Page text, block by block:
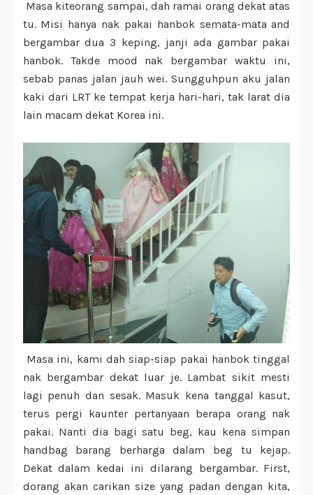
Masa kiteorang sampai, dah ramai orang dekat atas
tu. Misi hanya nak pakai hanbok semata-mata and
bergambar dua 3 keping, janji ada gambar pakai
hanbok. Takde mood nak bergambar waktu ini,
sebab panas jalan jauh wei. Sungguhpun aku jalan
kaki dari LRT ke tempat kerja hari-hari, tak larat dia
lain macam dekat Korea ini.
Masa ini, kami dah siap-siap pakai hanbok tinggal
nak bergambar dekat luar je. Lambat sikit mesti
lagi penuh dan sesak. Masuk kena tanggal kasut,
terus pergi kaunter pertanyaan berapa orang nak
pakai. Nanti dia bagi satu beg, kau kena simpan
handbag barang berharga dalam beg tu kejap.
Dekat dalam kedai ini dilarang bergambar. First,
dorang akan carikan size yang padan dengan kita,